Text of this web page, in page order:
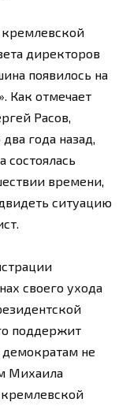
директоров
появилось на
Как отмечает
Расов,
года назад,
состоялась
времени,
ситуацию
своего ухода
поддержит
демократам не
Михаила
кремлевской